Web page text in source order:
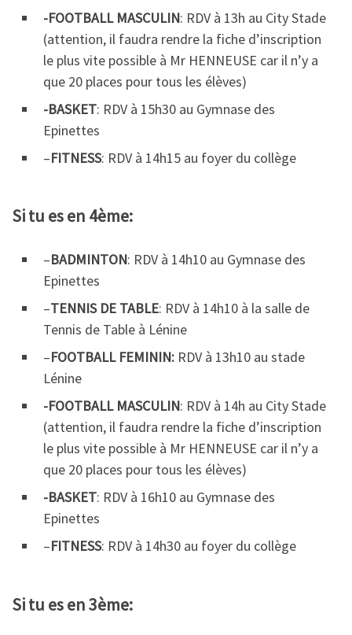
-FOOTBALL MASCULIN: RDV à 13h au City Stade
(attention, il faudra rendre la fiche d’inscription
le plus vite possible à Mr HENNEUSE car il n’y a
que 20 places pour tous les élèves)
-BASKET: RDV à 15h30 au Gymnase des
Epinettes
–FITNESS: RDV à 14h15 au foyer du collège
Si tu es en 4ème:
–BADMINTON: RDV à 14h10 au Gymnase des
Epinettes
–TENNIS DE TABLE: RDV à 14h10 à la salle de
Tennis de Table à Lénine
–FOOTBALL FEMININ: RDV à 13h10 au stade
Lénine
-FOOTBALL MASCULIN: RDV à 14h au City Stade
(attention, il faudra rendre la fiche d’inscription
le plus vite possible à Mr HENNEUSE car il n’y a
que 20 places pour tous les élèves)
-BASKET: RDV à 16h10 au Gymnase des
Epinettes
–FITNESS: RDV à 14h30 au foyer du collège
Si tu es en 3ème: